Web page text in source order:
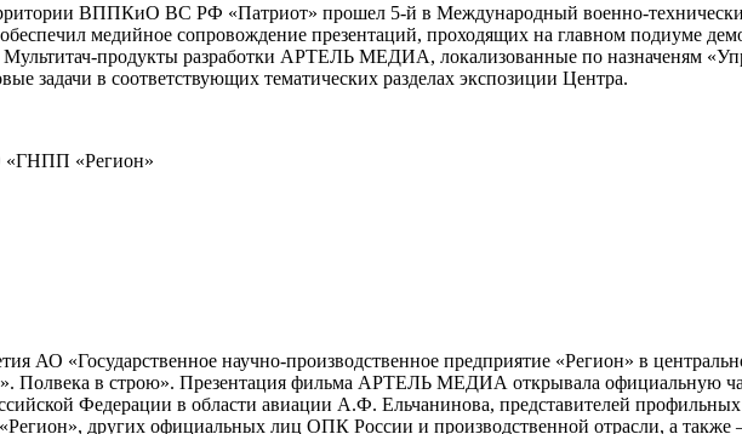
ВППКиО ВС РФ «Патриот» прошел 5-й в Международный военно-
медийное сопровождение презентаций, проходящих на главном подиуме
Мультитач-продукты разработки АРТЕЛЬ МЕДИА, локализованные по назначеням
задачи в соответствующих тематических разделах экспозиции Центра.
«ГНПП «Регион»
АО «Государственное научно-производственное предприятие «Регион» в
в строю». Презентация фильма АРТЕЛЬ МЕДИА открывала официальную
Федерации в области авиации А.Ф. Ельчанинова, представителей
других официальных лиц ОПК России и производственной отрасли, а также –